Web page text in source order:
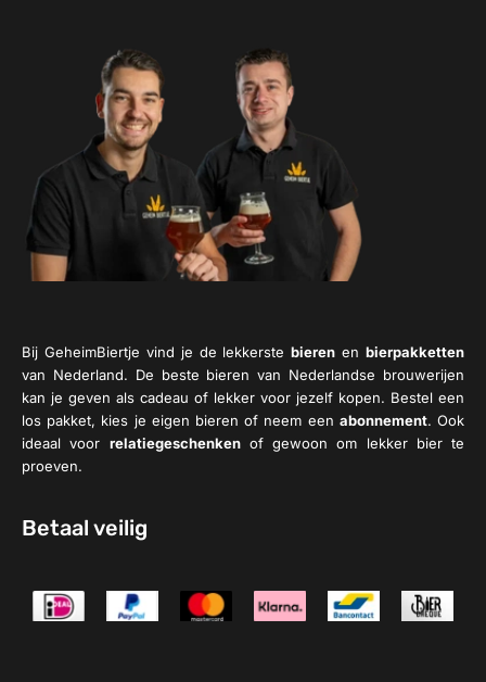
Bij GeheimBiertje vind je de lekkerstebieren en bierpakketten
van Nederland. De beste bieren van Nederlandse brouwerijen
kan je geven als cadeau of lekker voor jezelf kopen. Bestel een
los pakket, kies je eigen bieren of neem een abonnement. Ook
ideaal voor relatiegeschenkenof gewoon om lekker bier te
proeven.
Betaal veilig